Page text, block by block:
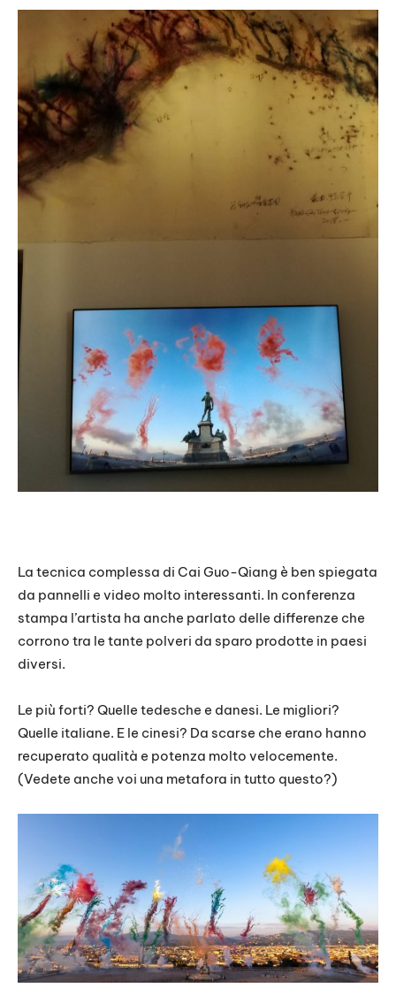
La tecnica complessa di Cai Guo-Qiang è ben spiegata
da pannelli e video molto interessanti. In conferenza
stampa l’artista ha anche parlato delle differenze che
corrono tra le tante polveri da sparo prodotte in paesi
diversi.
Le più forti? Quelle tedesche e danesi. Le migliori?
Quelle italiane. E le cinesi? Da scarse che erano hanno
recuperato qualità e potenza molto velocemente.
(Vedete anche voi una metafora in tutto questo?)